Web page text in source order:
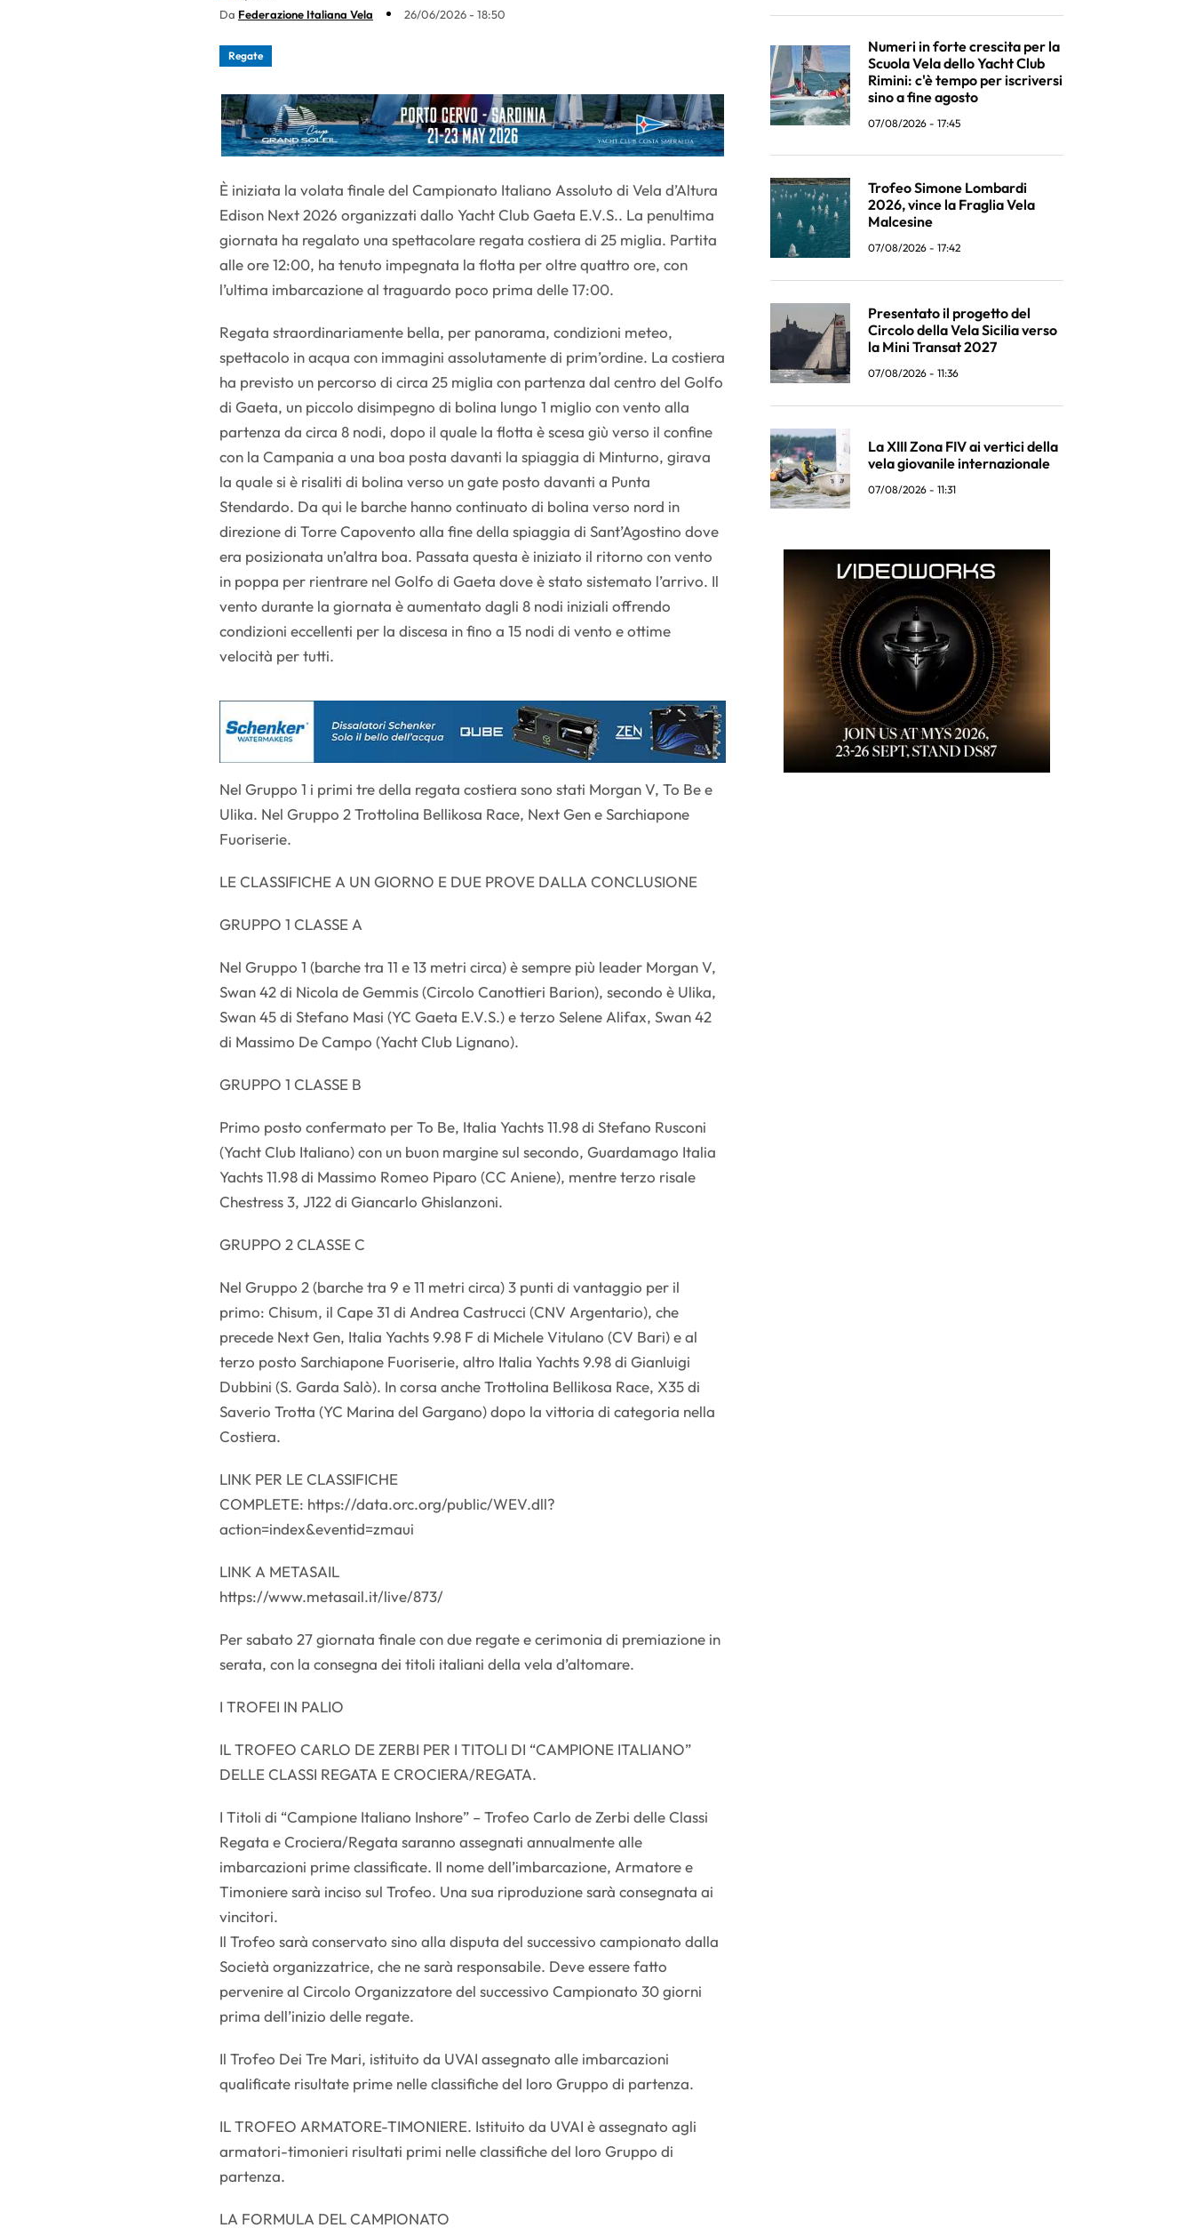
Da Federazione Italiana Vela 26/06/2026 - 18:50
Regate
È iniziata la volata finale del Campionato Italiano Assoluto di Vela d’Altura
Edison Next 2026 organizzati dallo Yacht Club Gaeta E.V.S.. La penultima
giornata ha regalato una spettacolare regata costiera di 25 miglia. Partita
alle ore 12:00, ha tenuto impegnata la flotta per oltre quattro ore, con
l’ultima imbarcazione al traguardo poco prima delle 17:00.
Regata straordinariamente bella, per panorama, condizioni meteo,
spettacolo in acqua con immagini assolutamente di prim’ordine. La costiera
ha previsto un percorso di circa 25 miglia con partenza dal centro del Golfo
di Gaeta, un piccolo disimpegno di bolina lungo 1 miglio con vento alla
partenza da circa 8 nodi, dopo il quale la flotta è scesa giù verso il confine
con la Campania a una boa posta davanti la spiaggia di Minturno, girava
la quale si è risaliti di bolina verso un gate posto davanti a Punta
Stendardo. Da qui le barche hanno continuato di bolina verso nord in
direzione di Torre Capovento alla fine della spiaggia di Sant’Agostino dove
era posizionata un’altra boa. Passata questa è iniziato il ritorno con vento
in poppa per rientrare nel Golfo di Gaeta dove è stato sistemato l’arrivo. Il
vento durante la giornata è aumentato dagli 8 nodi iniziali offrendo
condizioni eccellenti per la discesa in fino a 15 nodi di vento e ottime
velocità per tutti.
Nel Gruppo 1 i primi tre della regata costiera sono stati Morgan V, To Be e
Ulika. Nel Gruppo 2 Trottolina Bellikosa Race, Next Gen e Sarchiapone
Fuoriserie.
LE CLASSIFICHE A UN GIORNO E DUE PROVE DALLA CONCLUSIONE
GRUPPO 1 CLASSE A
Nel Gruppo 1 (barche tra 11 e 13 metri circa) è sempre più leader Morgan V,
Swan 42 di Nicola de Gemmis (Circolo Canottieri Barion), secondo è Ulika,
Swan 45 di Stefano Masi (YC Gaeta E.V.S.) e terzo Selene Alifax, Swan 42
di Massimo De Campo (Yacht Club Lignano).
GRUPPO 1 CLASSE B
Primo posto confermato per To Be, Italia Yachts 11.98 di Stefano Rusconi
(Yacht Club Italiano) con un buon margine sul secondo, Guardamago Italia
Yachts 11.98 di Massimo Romeo Piparo (CC Aniene), mentre terzo risale
Chestress 3, J122 di Giancarlo Ghislanzoni.
GRUPPO 2 CLASSE C
Nel Gruppo 2 (barche tra 9 e 11 metri circa) 3 punti di vantaggio per il
primo: Chisum, il Cape 31 di Andrea Castrucci (CNV Argentario), che
precede Next Gen, Italia Yachts 9.98 F di Michele Vitulano (CV Bari) e al
terzo posto Sarchiapone Fuoriserie, altro Italia Yachts 9.98 di Gianluigi
Dubbini (S. Garda Salò). In corsa anche Trottolina Bellikosa Race, X35 di
Saverio Trotta (YC Marina del Gargano) dopo la vittoria di categoria nella
Costiera.
LINK PER LE CLASSIFICHE
COMPLETE: https://data.orc.org/public/WEV.dll?
action=index&eventid=zmaui
LINK A METASAIL
https://www.metasail.it/live/873/
Per sabato 27 giornata finale con due regate e cerimonia di premiazione in
serata, con la consegna dei titoli italiani della vela d’altomare.
I TROFEI IN PALIO
IL TROFEO CARLO DE ZERBI PER I TITOLI DI “CAMPIONE ITALIANO”
DELLE CLASSI REGATA E CROCIERA/REGATA.
I Titoli di “Campione Italiano Inshore” – Trofeo Carlo de Zerbi delle Classi
Regata e Crociera/Regata saranno assegnati annualmente alle
imbarcazioni prime classificate. Il nome dell’imbarcazione, Armatore e
Timoniere sarà inciso sul Trofeo. Una sua riproduzione sarà consegnata ai
vincitori.
Il Trofeo sarà conservato sino alla disputa del successivo campionato dalla
Società organizzatrice, che ne sarà responsabile. Deve essere fatto
pervenire al Circolo Organizzatore del successivo Campionato 30 giorni
prima dell’inizio delle regate.
Il Trofeo Dei Tre Mari, istituito da UVAI assegnato alle imbarcazioni
qualificate risultate prime nelle classifiche del loro Gruppo di partenza.
IL TROFEO ARMATORE-TIMONIERE. Istituito da UVAI è assegnato agli
armatori-timonieri risultati primi nelle classifiche del loro Gruppo di
partenza.
LA FORMULA DEL CAMPIONATO
Numeri in forte crescita per la
Scuola Vela dello Yacht Club
Rimini: c'è tempo per iscriversi
sino a fine agosto
07/08/2026 - 17:45
Trofeo Simone Lombardi
2026, vince la Fraglia Vela
Malcesine
07/08/2026 - 17:42
Presentato il progetto del
Circolo della Vela Sicilia verso
la Mini Transat 2027
07/08/2026 - 11:36
La XIII Zona FIV ai vertici della
vela giovanile internazionale
07/08/2026 - 11:31